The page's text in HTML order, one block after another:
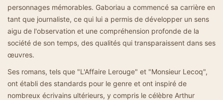
personnages mémorables. Gaboriau a commencé sa carrière en
tant que journaliste, ce qui lui a permis de développer un sens
aigu de l'observation et une compréhension profonde de la
société de son temps, des qualités qui transparaissent dans ses
œuvres.
Ses romans, tels que "L'Affaire Lerouge" et "Monsieur Lecoq",
ont établi des standards pour le genre et ont inspiré de
nombreux écrivains ultérieurs, y compris le célèbre Arthur